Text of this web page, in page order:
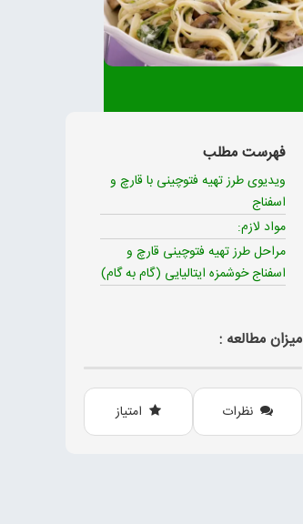
فهرست مطلب
ویدیوی طرز تهیه فتوچینی با قارچ و
اسفناج
مواد لازم:
مراحل طرز تهیه فتوچینی قارچ و
اسفناج خوشمزه ایتالیایی (گام به گام)
میزان مطالعه :
نظرات امتیاز